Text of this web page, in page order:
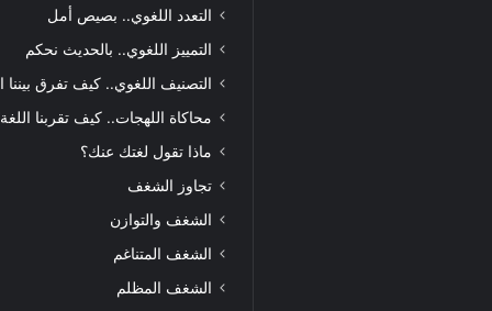
التعدد اللغوي.. بصيص أمل
التمييز اللغوي.. بالحديث نحكم
التصنيف اللغوي.. كيف تفرق بيننا
محاكاة اللهجات.. كيف تقربنا
ماذا تقول لغتك عنك؟
تجاوز الشغف
الشغف والتوازن
الشغف المتناغم
الشغف المظلم